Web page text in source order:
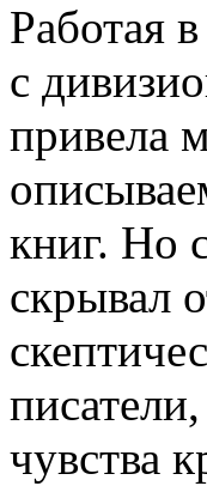
Работая
с
привела
книг. Но
скрывал
чувства